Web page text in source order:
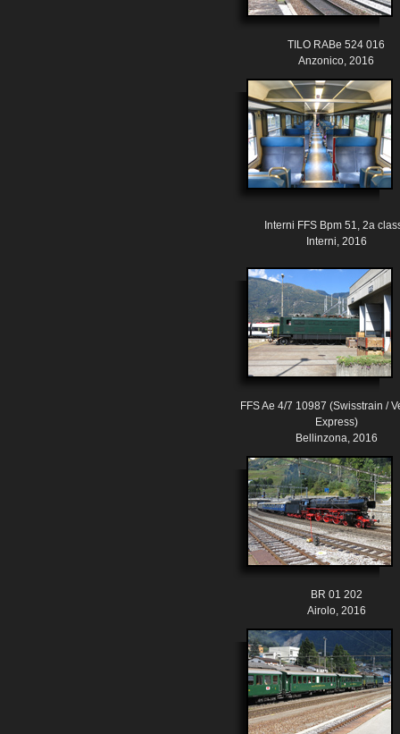
TILO RABe 524 016
Anzonico, 2016
Interni FFS Bpm 51, 2a
Interni, 2016
FFS Ae 4/7 10987 (Swisstrain /
Express)
Bellinzona, 2016
BR 01 202
Airolo, 2016